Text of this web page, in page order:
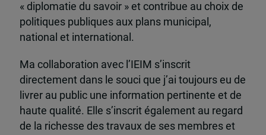
« diplomatie du savoir » et contribue au choix de
politiques publiques aux plans municipal,
national et international.
Ma collaboration avec l’IEIM s’inscrit
directement dans le souci que j’ai toujours eu de
livrer au public une information pertinente et de
haute qualité. Elle s’inscrit également au regard
de la richesse des travaux de ses membres et